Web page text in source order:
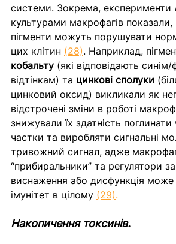
системи. Зокрема, експерименти
культурами макрофагів показали,
пігменти можуть порушувати
цих клітин (28). Наприклад,
кобальту (які відповідають
відтінкам) та цинкові сполуки
цинковий оксид) викликали як
відстрочені зміни в роботі
знижували їх здатність поглинати
частки та виробляти сигнальні
тривожний сигнал, адже
“прибиральники” та регулятори
виснаження або дисфункція може
імунітет в цілому (29).
Накопичення токсинів.